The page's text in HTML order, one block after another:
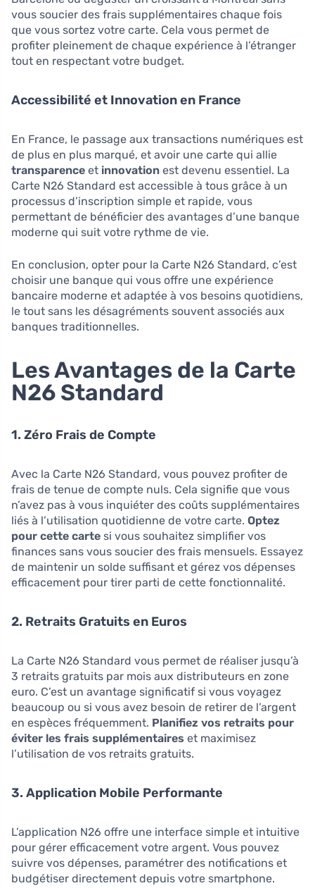
vous soucier des frais supplémentaires chaque fois
que vous sortez votre carte. Cela vous permet de
profiter pleinement de chaque expérience à l’étranger
tout en respectant votre budget.
Accessibilité et Innovation en France
En France, le passage aux transactions numériques est
de plus en plus marqué, et avoir une carte qui allie
transparence et innovation est devenu essentiel. La
Carte N26 Standard est accessible à tous grâce à un
processus d’inscription simple et rapide, vous
permettant de bénéficier des avantages d’une banque
moderne qui suit votre rythme de vie.
En conclusion, opter pour la Carte N26 Standard, c’est
choisir une banque qui vous offre une expérience
bancaire moderne et adaptée à vos besoins quotidiens,
le tout sans les désagréments souvent associés aux
banques traditionnelles.
Les Avantages de la Carte
N26 Standard
1. Zéro Frais de Compte
Avec la Carte N26 Standard, vous pouvez profiter de
frais de tenue de compte nuls. Cela signifie que vous
n’avez pas à vous inquiéter des coûts supplémentaires
liés à l’utilisation quotidienne de votre carte. Optez
pour cette carte si vous souhaitez simplifier vos
finances sans vous soucier des frais mensuels. Essayez
de maintenir un solde suffisant et gérez vos dépenses
efficacement pour tirer parti de cette fonctionnalité.
2. Retraits Gratuits en Euros
La Carte N26 Standard vous permet de réaliser jusqu’à
3 retraits gratuits par mois aux distributeurs en zone
euro. C’est un avantage significatif si vous voyagez
beaucoup ou si vous avez besoin de retirer de l’argent
en espèces fréquemment. Planifiez vos retraits pour
éviter les frais supplémentaires et maximisez
l’utilisation de vos retraits gratuits.
3. Application Mobile Performante
L’application N26 offre une interface simple et intuitive
pour gérer efficacement votre argent. Vous pouvez
suivre vos dépenses, paramétrer des notifications et
budgétiser directement depuis votre smartphone.